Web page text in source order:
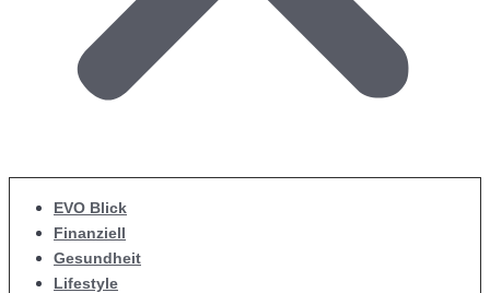
EVO Blick
Finanziell
Gesundheit
Lifestyle